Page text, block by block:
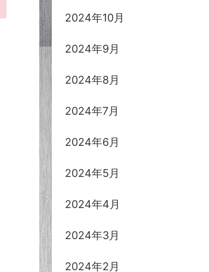
2024年10月
2024年9月
2024年8月
2024年7月
2024年6月
2024年5月
2024年4月
2024年3月
2024年2月